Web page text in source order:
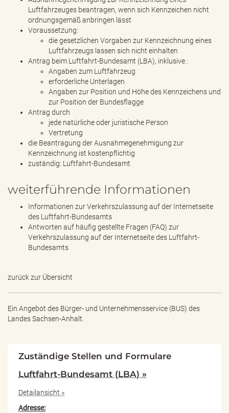
Luftfahrzeuges beantragen, wenn sich Kennzeichen nicht
ordnungsgemäß anbringen lässt
Voraussetzung:
die gesetzlichen Vorgaben zur Kennzeichnung eines
Luftfahrzeugs lassen sich nicht einhalten
Antrag beim Luftfahrt-Bundesamt (LBA), inklusive.:
Angaben zum Luftfahrzeug
erforderliche Unterlagen
Angaben zur Position und Höhe des Kennzeichens und
zur Position der Bundesflagge
Antrag durch
jede natürliche oder juristische Person
Vertretung
die Beantragung der Ausnahmegenehmigung zur
Kennzeichnung ist kostenpflichtig
zuständig: Luftfahrt-Bundesamt
weiterführende Informationen
Informationen zur Verkehrszulassung auf der Internetseite
des Luftfahrt-Bundesamts
Antworten auf häufig gestellte Fragen (FAQ) zur
Verkehrszulassung auf der Internetseite des Luftfahrt-
Bundesamts
zurück zur Übersicht
Ein Angebot des Bürger- und Unternehmensservice (BUS) des
Landes Sachsen-Anhalt.
Zuständige Stellen und Formulare
Luftfahrt-Bundesamt (LBA) »
Detailansicht »
Adresse: